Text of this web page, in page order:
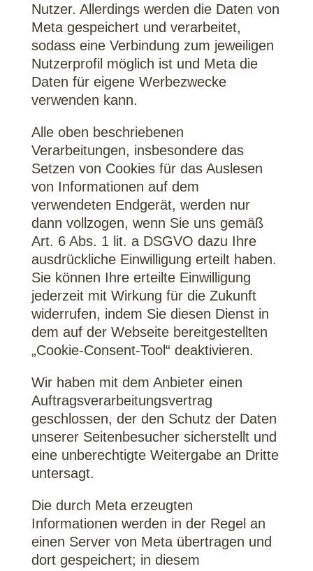
Nutzer. Allerdings werden die Daten von
Meta gespeichert und verarbeitet,
sodass eine Verbindung zum jeweiligen
Nutzerprofil möglich ist und Meta die
Daten für eigene Werbezwecke
verwenden kann.
Alle oben beschriebenen
Verarbeitungen, insbesondere das
Setzen von Cookies für das Auslesen
von Informationen auf dem
verwendeten Endgerät, werden nur
dann vollzogen, wenn Sie uns gemäß
Art. 6 Abs. 1 lit. a DSGVO dazu Ihre
ausdrückliche Einwilligung erteilt haben.
Sie können Ihre erteilte Einwilligung
jederzeit mit Wirkung für die Zukunft
widerrufen, indem Sie diesen Dienst in
dem auf der Webseite bereitgestellten
„Cookie-Consent-Tool“ deaktivieren.
Wir haben mit dem Anbieter einen
Auftragsverarbeitungsvertrag
geschlossen, der den Schutz der Daten
unserer Seitenbesucher sicherstellt und
eine unberechtigte Weitergabe an Dritte
untersagt.
Die durch Meta erzeugten
Informationen werden in der Regel an
einen Server von Meta übertragen und
dort gespeichert; in diesem